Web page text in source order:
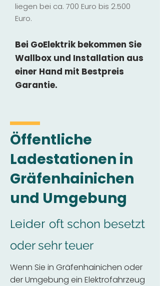
liegen bei ca. 700 Euro bis 2.500
Euro.
Bei GoElektrik bekommen Sie
Wallbox und Installation aus
einer Hand mit Bestpreis
Garantie.
Öffentliche
Ladestationen in
Gräfenhainichen
und Umgebung
Leider oft schon besetzt
oder sehr teuer
Wenn Sie in Gräfenhainichen oder
der Umgebung ein Elektrofahrzeug